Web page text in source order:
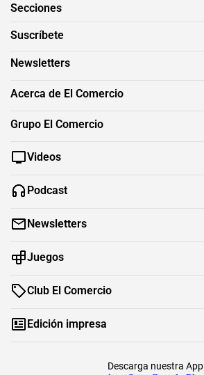
Secciones
Suscríbete
Newsletters
Acerca de El Comercio
Grupo El Comercio
Videos
Podcast
Newsletters
Juegos
Club El Comercio
Edición impresa
Descarga nuestra App